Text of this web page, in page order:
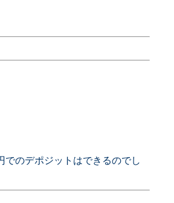
でのデポジットはできるのでし